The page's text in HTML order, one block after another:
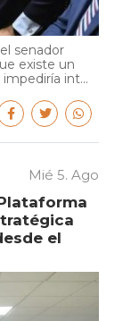
senador
existe un
int...
Mié 5. Ago
el